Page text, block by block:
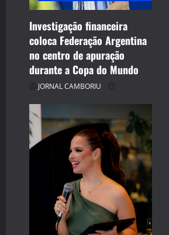
Investigação financeira
coloca Federação Argentina
no centro de apuração
durante a Copa do Mundo
JORNAL CAMBORIU